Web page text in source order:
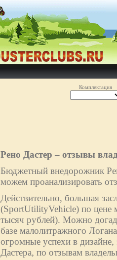
Комплектация
Рено Дастер – отзывы
Бюджетный внедорожник
можем проанализировать
Действительно, большая
(SportUtilityVehicle) по цене
тысяч рублей). Можно
базе малолитражного
огромные успехи в
Дастера, по отзывам